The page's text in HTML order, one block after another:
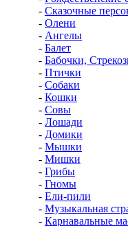
- Сказочные
- Олени
- Ангелы
- Балет
- Бабочки,
- Птички
- Собаки
- Кошки
- Совы
- Лошади
- Домики
- Мышки
- Мишки
- Грибы
- Гномы
- Ели-пили
- Музыкальная
- Карнавальные